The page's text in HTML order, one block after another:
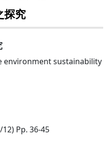
探究
environment sustainability
12) Pp. 36-45